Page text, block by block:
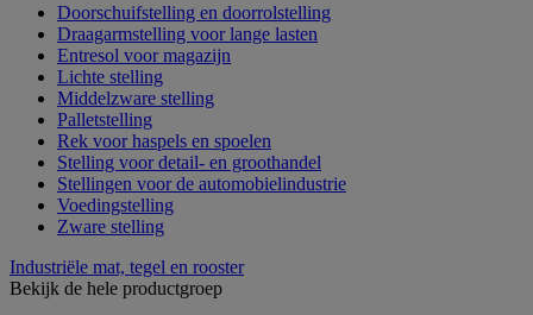
Doorschuifstelling en doorrolstelling
Draagarmstelling voor lange lasten
Entresol voor magazijn
Lichte stelling
Middelzware stelling
Palletstelling
Rek voor haspels en spoelen
Stelling voor detail- en groothandel
Stellingen voor de automobielindustrie
Voedingstelling
Zware stelling
Industriële mat, tegel en rooster
Bekijk de hele productgroep